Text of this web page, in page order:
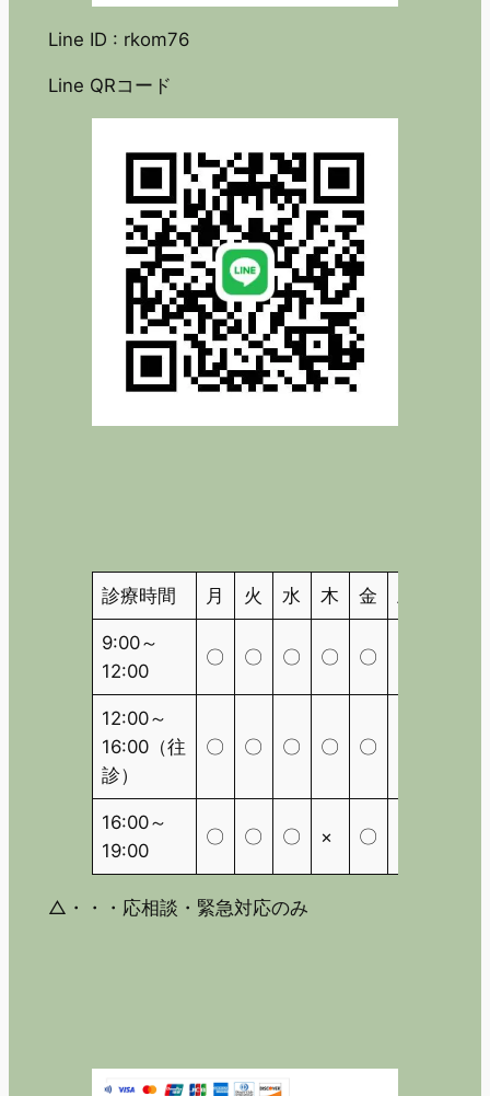
Line ID : rkom76
Line QRコード
診療時間 月 火 水 木 金 土
9:00～
12:00
〇 〇 〇 〇 〇
12:00～
16:00（往
診）
〇 〇 〇 〇 〇
16:00～
19:00
〇 〇 〇 × 〇
△・・・応相談・緊急対応のみ